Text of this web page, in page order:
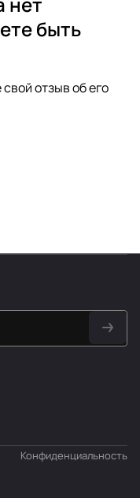
быть
отзыв об его
Конфиденциальность